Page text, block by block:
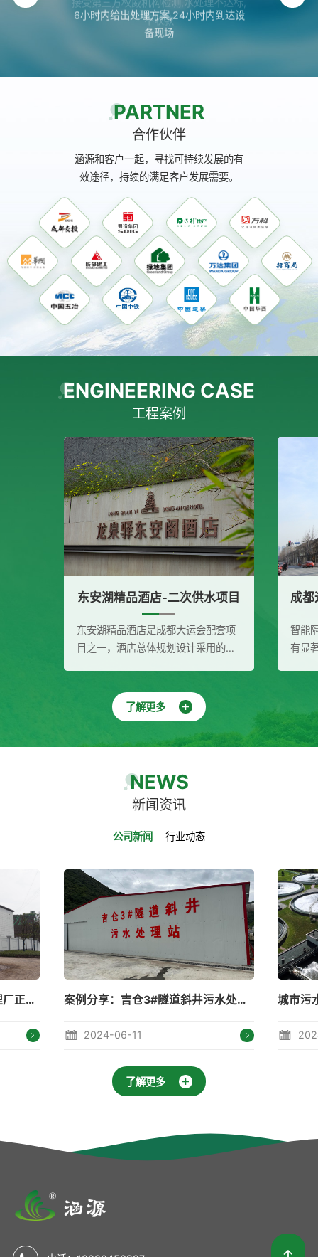
6小时内给出处理方案,24小时内到达设
备现场
PARTNER
合作伙伴
涵源和客户一起，寻找可持续发展的有
效途径，持续的满足客户发展需要。
ENGINEERING CASE
工程案例
品酒店-二次供水项目
酒店是成都大运会配套项
店总体规划设计采用的是
建筑布局，充分结合场地
保为酒店提供二次供水成
智能隔油提升设备在废水处理领
有显著的作用和优势。它能够高
分离污水中的油脂和杂质，实现
并保护环境。同时，该设备还具
泛的应用领域和多重效益，为废
理行业带来了新的发展机遇。
了解更多
NEWS
新闻资讯
公司新闻 行业动态
案例分享：吉仓3#隧道斜井污水处理站
11
城市污水处理---守住碧水蓝天
2024-05-15
了解更多